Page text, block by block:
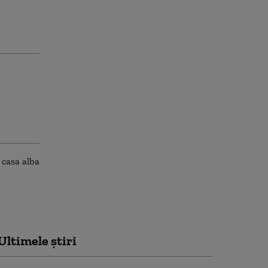
știri